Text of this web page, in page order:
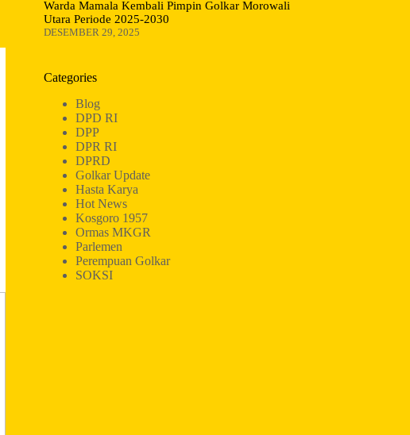
Warda Mamala Kembali Pimpin Golkar Morowali
Utara Periode 2025-2030
DESEMBER 29, 2025
Categories
Blog
DPD RI
DPP
DPR RI
DPRD
Golkar Update
Hasta Karya
Hot News
Kosgoro 1957
Ormas MKGR
Parlemen
Perempuan Golkar
SOKSI